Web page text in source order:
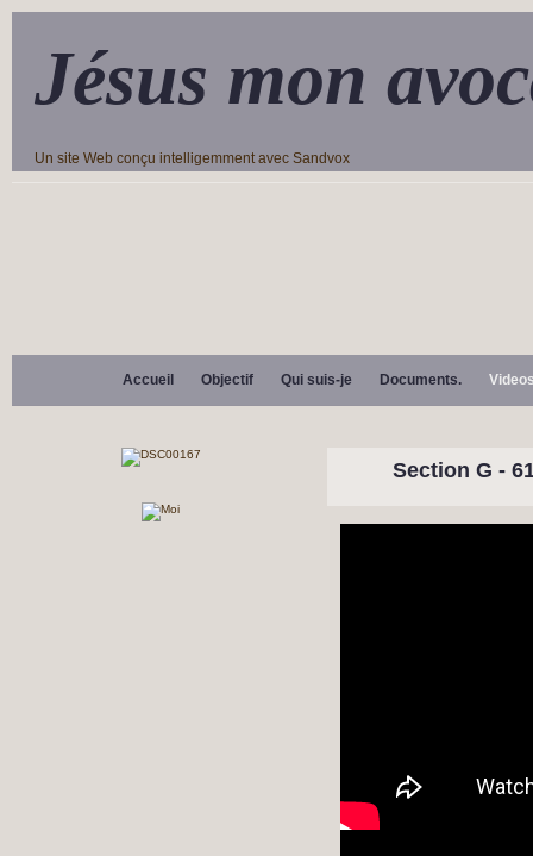
Jésus mon
Un site Web conçu intelligemment avec Sandvox
Accueil Objectif Qui suis-je Documents.
Section G -